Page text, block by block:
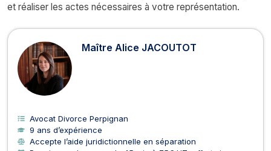
et réaliser les actes nécessaires à votre représentation.
Maître Alice JACOUTOT
Avocat Divorce Perpignan
9 ans d’expérience
Accepte l’aide juridictionnelle en séparation